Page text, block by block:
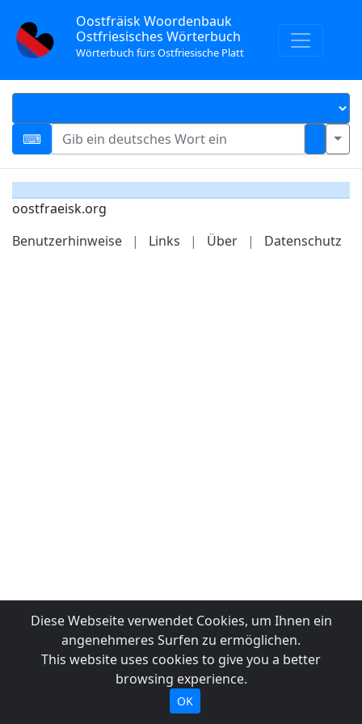
Oostfräisk Woordenbauk
Ostfriesisches Wörterbuch
Wörterbuch fürs Ostfriesische Platt
oostfraeisk.org
Benutzerhinweise
| Links | Über | Datenschutz
Diese Webseite verwendet Cookies, um Ihnen ein
angenehmeres Surfen zu ermöglichen.
This website uses cookies to give you a better
browsing experience.
OK